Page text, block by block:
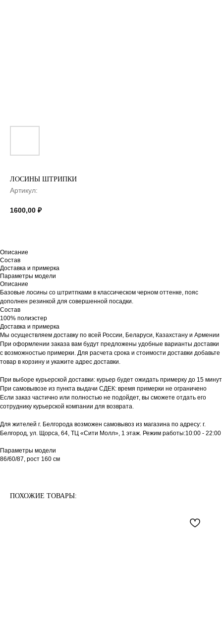
ЛОСИНЫ ШТРИПКИ
Артикул:
1600,00 ₽
Описание
Состав
Доставка и примерка
Параметры модели
Описание
Базовые лосины со штритпками в классическом черном оттенке, пояс
дополнен резинкой для совершенной посадки.
Состав
100% полиэстер
Доставка и примерка
Мы осуществляем доставку по всей России, Беларуси, Казахстану и Армении
При оформлении заказа вам будут предложены удобные варианты доставки
с возможностью примерки. Для расчета срока и стоимости доставки добавьте
товар в корзину и укажите адрес доставки.
При выборе курьерской доставки: курьер будет ожидать примерку до 15 минут
При самовывозе из пункта выдачи СДЕК: время примерки не ограничено
Если заказ частично или полностью не подойдет, вы сможете отдать его
сотруднику курьерской компании для возврата.
Для жителей г. Белгорода возможен самовывоз из магазина по адресу: г.
Белгород, ул. Щорса, 64, ТЦ «Сити Молл», 1 этаж. Режим работы:10:00 - 22:00
Параметры модели
86/60/87, рост 160 см
ПОХОЖИЕ ТОВАРЫ: